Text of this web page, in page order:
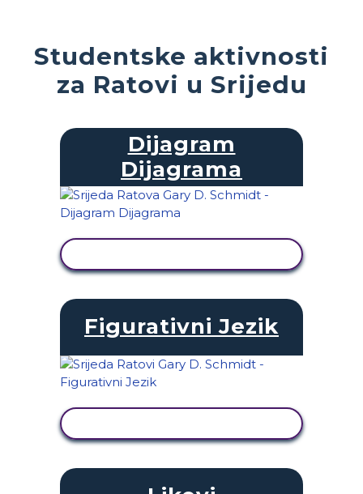
Studentske aktivnosti
za Ratovi u Srijedu
Dijagram
Dijagrama
Figurativni Jezik